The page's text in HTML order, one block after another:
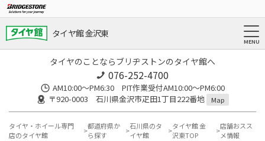
タイヤ館 金沢東
タイヤのことならブリヂストンのタイヤ館へ
076-252-4700
AM10:00～PM6:30 PIT作業受付AM10:00～PM6:00
〒920-0003 石川県金沢市疋田1丁目222番地
Map
タイヤ・ホイール専門
店のタイヤ館
都道府県か
ら探す
石川県のタ
イヤ館
タイヤ館 金
沢東TOP
店舗おスス
メ情報